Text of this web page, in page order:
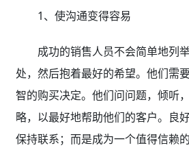
1、使沟通变得容易
成功的销售人员不会简单地列
处，然后抱着最好的希望。他们需
智的购买决定。他们问问题，倾听
略，以最好地帮助他们的客户。良
保持联系；而是成为一个值得信赖